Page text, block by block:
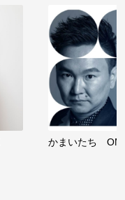
かまいたち